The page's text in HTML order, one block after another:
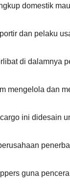
domestik
dan pelaku
di dalamnya
mengelola dan
ini didesain
guna